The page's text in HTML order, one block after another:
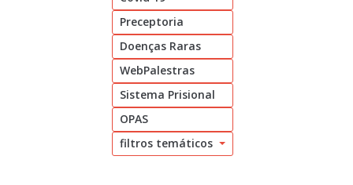
Entrar
Cadastrar
pt_br
Preceptoria
Doenças Raras
WebPalestras
Sistema Prisional
OPAS
filtros temáticos